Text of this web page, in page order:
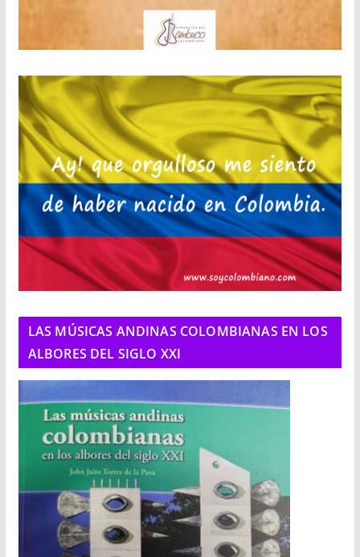
LAS MÚSICAS ANDINAS COLOMBIANAS EN LOS
ALBORES DEL SIGLO XXI